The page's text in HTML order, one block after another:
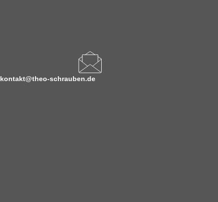
kontakt@theo-schrauben.de